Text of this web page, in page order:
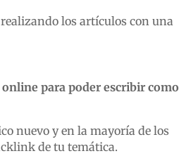
los artículos con una
para poder escribir como
nuevo y en la mayoría de los
de tu temática.